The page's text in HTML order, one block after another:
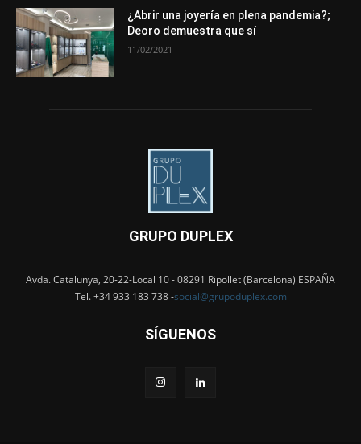
¿Abrir una joyería en plena pandemia?;
Deoro demuestra que sí
11/02/2021
GRUPO DUPLEX
Avda. Catalunya, 20-22-Local 10 - 08291 Ripollet (Barcelona) ESPAÑA
Tel. +34 933 183 738 -social@grupoduplex.com
SÍGUENOS